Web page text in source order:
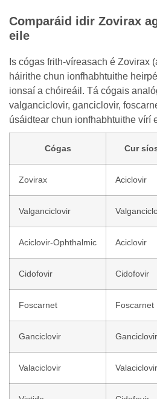
Comparáid idir Zovirax
eile
Is cógas frith-víreasach é Zovirax
háirithe chun ionfhabhtuithe
ionsaí a chóireáil. Tá cógais
valganciclovir, ganciclovir,
úsáidtear chun ionfhabhtuithe vírí
Cógas Cur
Zovirax Aciclovir
Valganciclovir
Aciclovir-Ophthalmic Aciclovir
Cidofovir Cidofovir
Foscarnet Foscarnet
Ganciclovir Ganciclovir
Valaciclovir Valaciclovir